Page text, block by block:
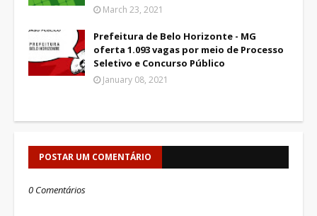
March 23, 2021
Prefeitura de Belo Horizonte - MG
oferta 1.093 vagas por meio de Processo
Seletivo e Concurso Público
January 08, 2021
POSTAR UM COMENTÁRIO
0 Comentários